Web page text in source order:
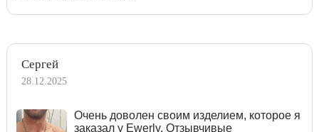
Сергей
28.12.2025
Очень доволен своим изделием, которое я
заказал у Ewerly. Отзывчивые